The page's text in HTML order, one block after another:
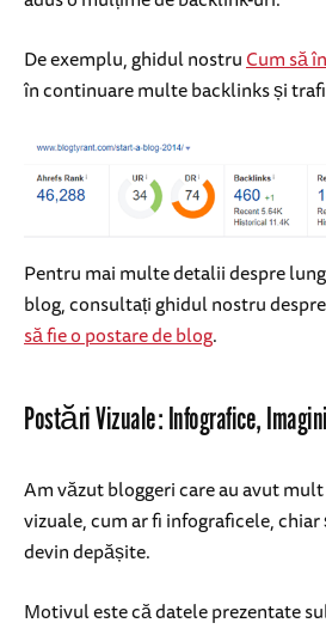
De exemplu, ghidul nostruCum să
în continuare multe backlinks și
Pentru mai multe detalii despre
blog, consultați ghidul nostru despre
să fie o postare de blog.
Postări Vizuale: Infografice,
Am văzut bloggeri care au avut
vizuale, cum ar fi infograficele,
devin depășite.
Motivul este că datele prezentate